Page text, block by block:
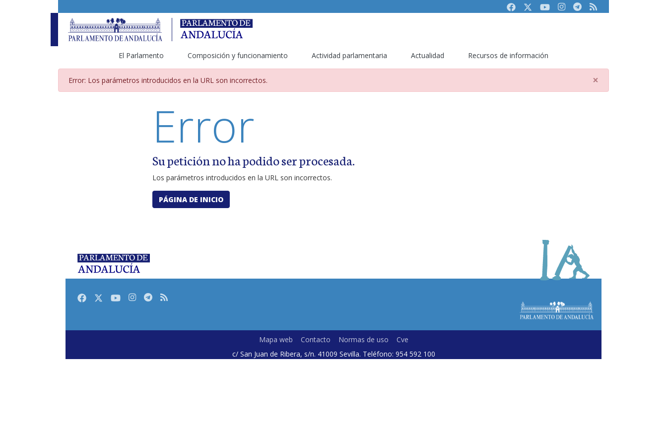
FacebookTwitterYoutubeInstagram
Telegram
RSS
El Parlamento Composición y funcionamiento Actividad parlamentaria Actualidad Recursos de información
Página de error por parámetros incorrectos
Error: Los parámetros introducidos en la URL son incorrectos. ×
Error
Su petición no ha podido ser procesada.
Los parámetros introducidos en la URL son incorrectos.
PÁGINA DE INICIO
FacebookTwitterYoutubeInstagram
Telegram
RSS
Mapa web Contacto Normas de uso
Cve
c/ San Juan de Ribera, s/n. 41009 Sevilla. Teléfono: 954 592 100